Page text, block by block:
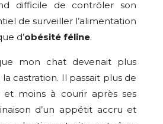
difficile de contrôler son
de surveiller l’alimentation
d’obésité féline.
mon chat devenait plus
castration. Il passait plus de
moins à courir après ses
d’un appétit accru et